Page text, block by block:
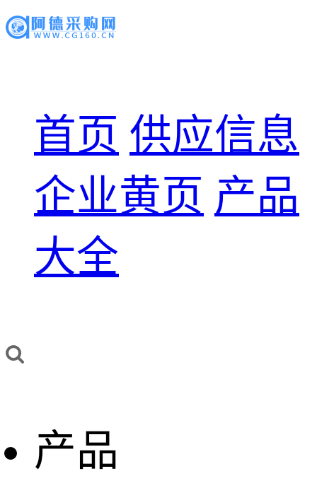
首页 供应信息
企业黄页 产品
大全
产品